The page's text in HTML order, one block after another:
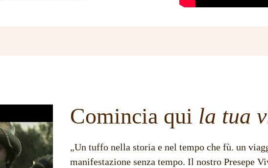
Comincia qui la tua
„Un tuffo nella storia e nel tempo che fù. un
manifestazione senza tempo. Il nostro Presepe